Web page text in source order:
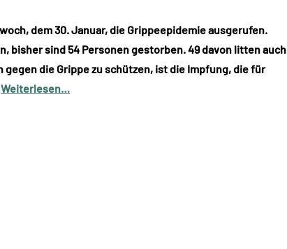
dem 30. Januar, die Grippeepidemie ausgerufen.
bisher sind 54 Personen gestorben. 49 davon litten auch
die Grippe zu schützen, ist die Impfung, die für
Weiterlesen…